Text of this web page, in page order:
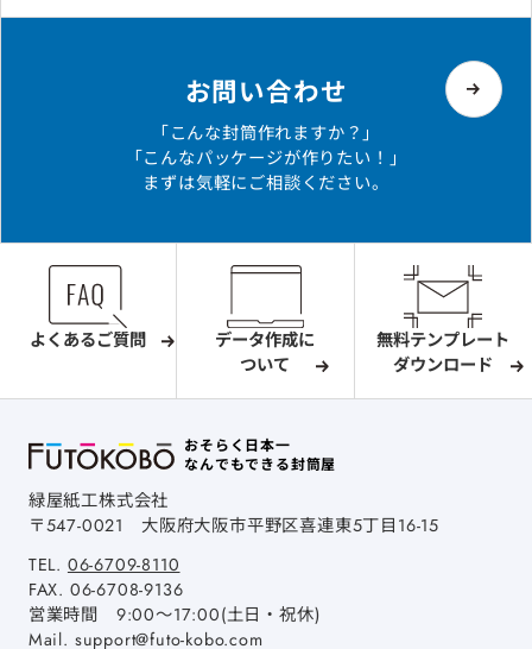
お問い合わせ
「こんな封筒作れますか？」
「こんなパッケージが作りたい！」
まずは気軽にご相談ください。
よくあるご質問
データ作成に
ついて
無料テンプレート
ダウンロード
おそらく日本一
なんでもできる封筒屋
緑屋紙工株式会社
〒547-0021 大阪府大阪市平野区喜連東5丁目16-15
TEL. 06-6709-8110
FAX. 06-6708-9136
営業時間 9:00～17:00(土日・祝休)
Mail. support@futo-kobo.com